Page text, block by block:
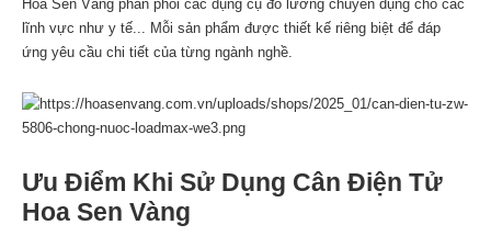
Hoa Sen Vàng phân phối các dụng cụ đo lường chuyên dụng cho các
lĩnh vực như y tế... Mỗi sản phẩm được thiết kế riêng biệt để đáp
ứng yêu cầu chi tiết của từng ngành nghề.
Ưu Điểm Khi Sử Dụng Cân Điện Tử
Hoa Sen Vàng